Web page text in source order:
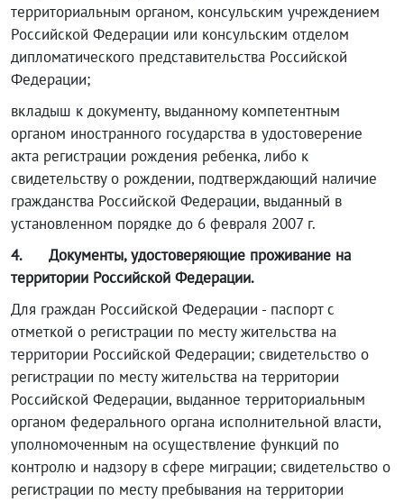
территориальным органом, консульским учреждением
Российской Федерации или консульским отделом
дипломатического представительства Российской
Федерации;
вкладыш к документу, выданному компетентным
органом иностранного государства в удостоверение
акта регистрации рождения ребенка, либо к
свидетельству о рождении, подтверждающий наличие
гражданства Российской Федерации, выданный в
установленном порядке до 6 февраля 2007 г.
4. Документы, удостоверяющие проживание на
территории Российской Федерации.
Для граждан Российской Федерации - паспорт с
отметкой о регистрации по месту жительства на
территории Российской Федерации; свидетельство о
регистрации по месту жительства на территории
Российской Федерации, выданное территориальным
органом федерального органа исполнительной власти,
уполномоченным на осуществление функций по
контролю и надзору в сфере миграции; свидетельство о
регистрации по месту пребывания на территории